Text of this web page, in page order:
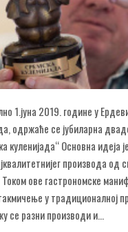
1.јуна 2019. године у
одржаће се јубиларна
куленијада“ Основна идеја је
производа од
ове гастрономске
у традиционалној
се разни производи и...